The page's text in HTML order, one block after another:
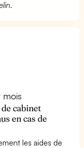
mois
cabinet
en cas de
les aides de